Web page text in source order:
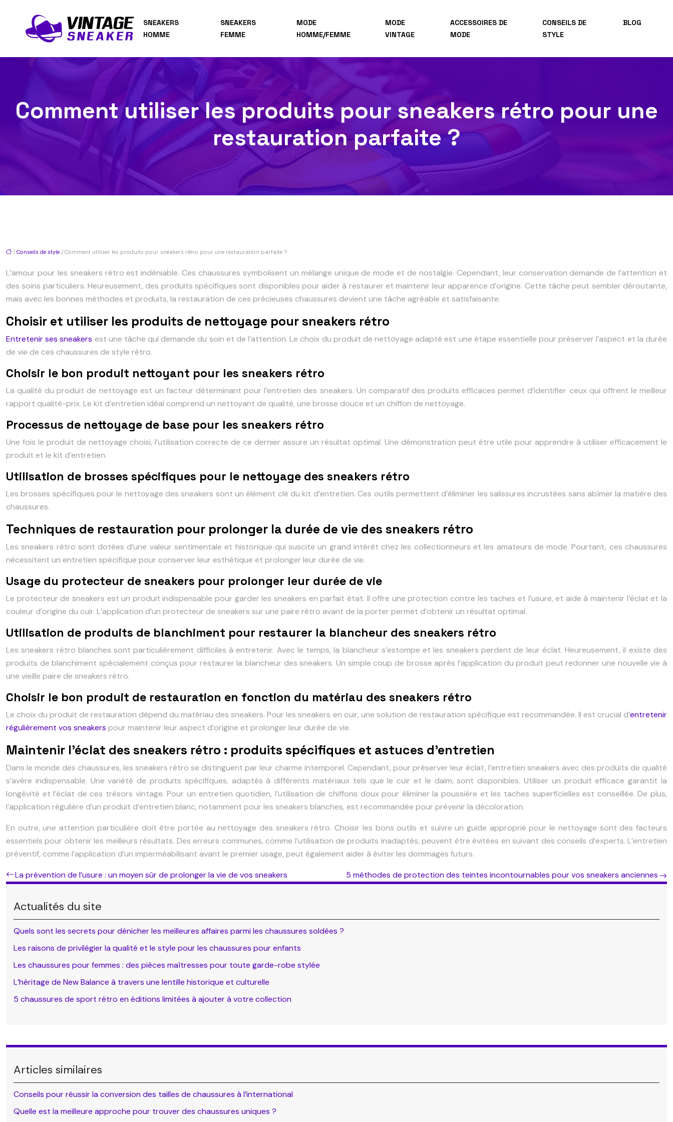
SNEAKERS
HOMME
SNEAKERS
FEMME
MODE
HOMME/FEMME
MODE
VINTAGE
ACCESSOIRES DE
MODE
CONSEILS DE
STYLE
BLOG
Comment utiliser les produits pour sneakers rétro pour une
restauration parfaite ?
/ Conseils de style / Comment utiliser les produits pour sneakers rétro pour une restauration parfaite ?
L’amour pour les sneakers rétro est indéniable. Ces chaussures symbolisent un mélange unique de mode et de nostalgie. Cependant, leur conservation demande de l’attention et
des soins particuliers. Heureusement, des produits spécifiques sont disponibles pour aider à restaurer et maintenir leur apparence d’origine. Cette tâche peut sembler déroutante,
mais avec les bonnes méthodes et produits, la restauration de ces précieuses chaussures devient une tâche agréable et satisfaisante.
Choisir et utiliser les produits de nettoyage pour sneakers rétro
Entretenir ses sneakers est une tâche qui demande du soin et de l’attention. Le choix du produit de nettoyage adapté est une étape essentielle pour préserver l’aspect et la durée
de vie de ces chaussures de style rétro.
Choisir le bon produit nettoyant pour les sneakers rétro
La qualité du produit de nettoyage est un facteur déterminant pour l’entretien des sneakers. Un comparatif des produits efficaces permet d’identifier ceux qui offrent le meilleur
rapport qualité-prix. Le kit d’entretien idéal comprend un nettoyant de qualité, une brosse douce et un chiffon de nettoyage.
Processus de nettoyage de base pour les sneakers rétro
Une fois le produit de nettoyage choisi, l’utilisation correcte de ce dernier assure un résultat optimal. Une démonstration peut être utile pour apprendre à utiliser efficacement le
produit et le kit d’entretien.
Utilisation de brosses spécifiques pour le nettoyage des sneakers rétro
Les brosses spécifiques pour le nettoyage des sneakers sont un élément clé du kit d’entretien. Ces outils permettent d’éliminer les salissures incrustées sans abîmer la matière des
chaussures.
Techniques de restauration pour prolonger la durée de vie des sneakers rétro
Les sneakers rétro sont dotées d’une valeur sentimentale et historique qui suscite un grand intérêt chez les collectionneurs et les amateurs de mode. Pourtant, ces chaussures
nécessitent un entretien spécifique pour conserver leur esthétique et prolonger leur durée de vie.
Usage du protecteur de sneakers pour prolonger leur durée de vie
Le protecteur de sneakers est un produit indispensable pour garder les sneakers en parfait état. Il offre une protection contre les taches et l’usure, et aide à maintenir l’éclat et la
couleur d’origine du cuir. L’application d’un protecteur de sneakers sur une paire rétro avant de la porter permet d’obtenir un résultat optimal.
Utilisation de produits de blanchiment pour restaurer la blancheur des sneakers rétro
Les sneakers rétro blanches sont particulièrement difficiles à entretenir. Avec le temps, la blancheur s’estompe et les sneakers perdent de leur éclat. Heureusement, il existe des
produits de blanchiment spécialement conçus pour restaurer la blancheur des sneakers. Un simple coup de brosse après l’application du produit peut redonner une nouvelle vie à
une vieille paire de sneakers rétro.
Choisir le bon produit de restauration en fonction du matériau des sneakers rétro
Le choix du produit de restauration dépend du matériau des sneakers. Pour les sneakers en cuir, une solution de restauration spécifique est recommandée. Il est crucial d’entretenir
régulièrement vos sneakers pour maintenir leur aspect d’origine et prolonger leur durée de vie.
Maintenir l’éclat des sneakers rétro : produits spécifiques et astuces d’entretien
Dans le monde des chaussures, les sneakers rétro se distinguent par leur charme intemporel. Cependant, pour préserver leur éclat, l’entretien sneakers avec des produits de qualité
s’avère indispensable. Une variété de produits spécifiques, adaptés à différents matériaux tels que le cuir et le daim, sont disponibles. Utiliser un produit efficace garantit la
longévité et l’éclat de ces trésors vintage. Pour un entretien quotidien, l’utilisation de chiffons doux pour éliminer la poussière et les taches superficielles est conseillée. De plus,
l’application régulière d’un produit d’entretien blanc, notamment pour les sneakers blanches, est recommandée pour prévenir la décoloration.
En outre, une attention particulière doit être portée au nettoyage des sneakers rétro. Choisir les bons outils et suivre un guide approprié pour le nettoyage sont des facteurs
essentiels pour obtenir les meilleurs résultats. Des erreurs communes, comme l’utilisation de produits inadaptés, peuvent être évitées en suivant des conseils d’experts. L’entretien
préventif, comme l’application d’un imperméabilisant avant le premier usage, peut également aider à éviter les dommages futurs.
La prévention de l’usure : un moyen sûr de prolonger la vie de vos sneakers
5 méthodes de protection des teintes incontournables pour vos sneakers anciennes
Actualités du site
Quels sont les secrets pour dénicher les meilleures affaires parmi les chaussures soldées ?
Les raisons de privilégier la qualité et le style pour les chaussures pour enfants
Les chaussures pour femmes : des pièces maîtresses pour toute garde-robe stylée
L’héritage de New Balance à travers une lentille historique et culturelle
5 chaussures de sport rétro en éditions limitées à ajouter à votre collection
Articles similaires
Conseils pour réussir la conversion des tailles de chaussures à l’international
Quelle est la meilleure approche pour trouver des chaussures uniques ?